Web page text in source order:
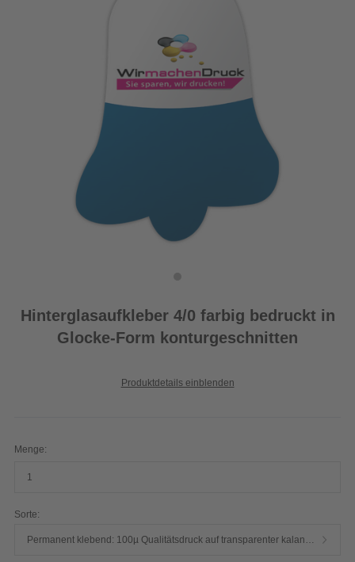
Hinterglasaufkleber 4/0 farbig bedruckt in
Glocke-Form konturgeschnitten
Produktdetails einblenden
Menge:
Sorte: